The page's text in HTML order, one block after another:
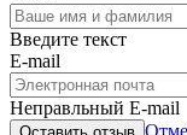
Введите текст
E-mail
Неправльный E-mail